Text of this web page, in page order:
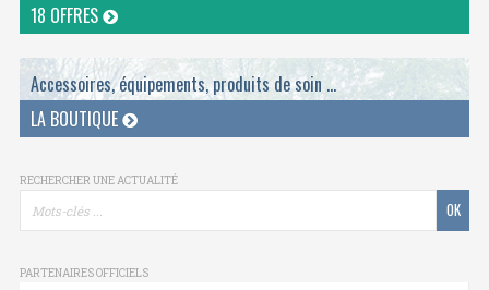
18 OFFRES
Accessoires, équipements, produits de soin ...
LA BOUTIQUE
RECHERCHER UNE ACTUALITÉ
PARTENAIRES OFFICIELS